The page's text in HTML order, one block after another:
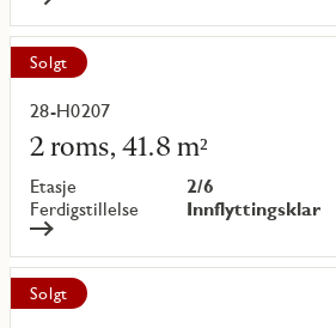
Solgt
28-H0207
2 roms, 41.8 m²
Etasje
2/6
Ferdigstillelse
Innflyttingsklar
Les
mer
om
objekt
{objectNumber}
Solgt